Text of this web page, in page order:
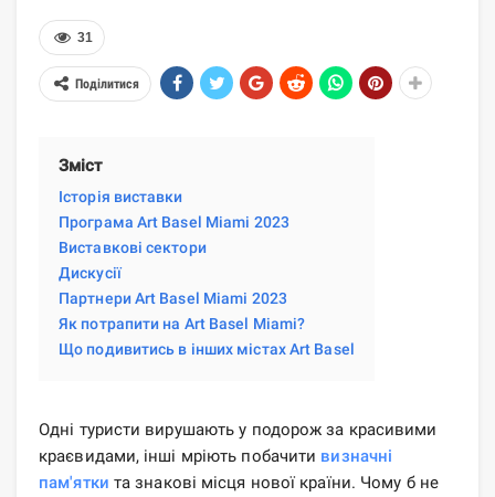
31
Поділитися
Зміст
Історія виставки
Програма Art Basel Miami 2023
Виставкові сектори
Дискусії
Партнери Art Basel Miami 2023
Як потрапити на Art Basel Miami?
Що подивитись в інших містах Art Basel
Одні туристи вирушають у подорож за красивими
краєвидами, інші мріють побачити визначні
пам'ятки та знакові місця нової країни. Чому б не